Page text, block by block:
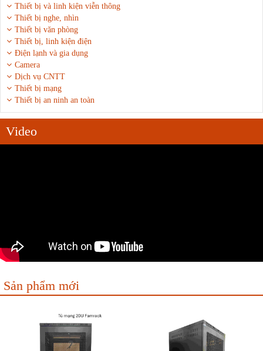
Thiết bị và linh kiện viễn thông
Thiết bị nghe, nhìn
Thiết bị văn phòng
Thiết bị, linh kiện điện
Điện lạnh và gia dụng
Camera
Dịch vụ CNTT
Thiết bị mạng
Thiết bị an ninh an toàn
Video
Sản phẩm mới